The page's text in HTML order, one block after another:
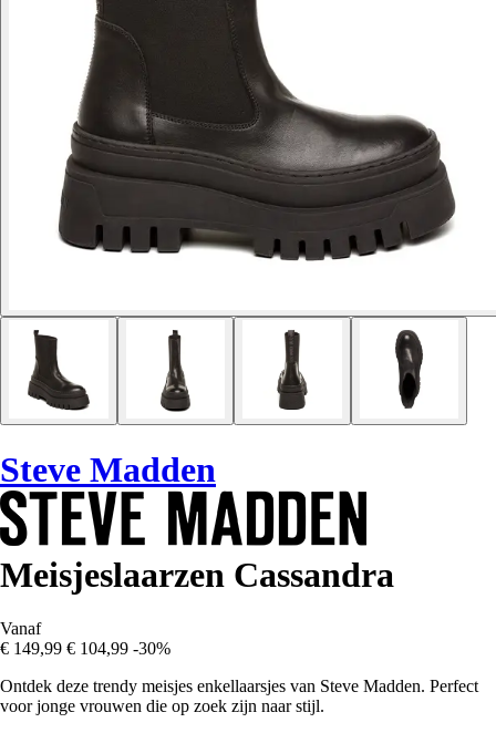
Steve Madden
Meisjeslaarzen Cassandra
Vanaf
€ 149,99 € 104,99 -30%
Ontdek deze trendy meisjes enkellaarsjes van Steve Madden. Perfect
voor jonge vrouwen die op zoek zijn naar stijl.